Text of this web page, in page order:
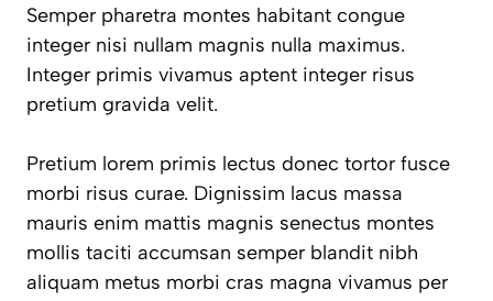
Semper pharetra montes habitant congue
integer nisi nullam magnis nulla maximus.
Integer primis vivamus aptent integer risus
pretium gravida velit.
Pretium lorem primis lectus donec tortor fusce
morbi risus curae. Dignissim lacus massa
mauris enim mattis magnis senectus montes
mollis taciti accumsan semper blandit nibh
aliquam metus morbi cras magna vivamus per